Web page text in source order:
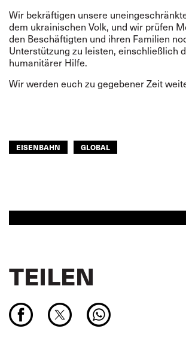
Wir bekräftigen unsere
dem ukrainischen Volk, und wir prüfen
den Beschäftigten und ihren Familien
Unterstützung zu leisten, einschließlich
humanitärer Hilfe.
Wir werden euch zu gegebener Zeit
EISENBAHN GLOBAL
TEILEN